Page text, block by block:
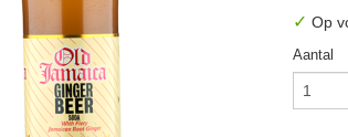
✓ Op
Aantal